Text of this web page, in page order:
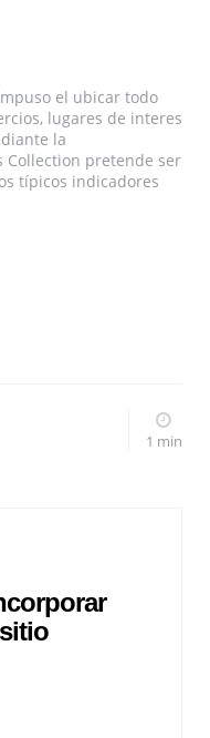
el ubicar todo
lugares de interes
la
Collection pretende ser
típicos indicadores
1 min